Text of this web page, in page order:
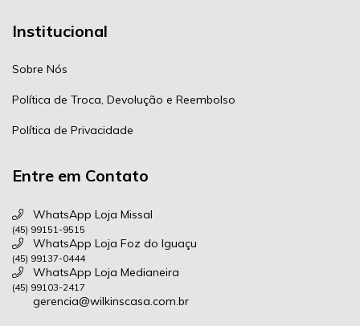
Institucional
Sobre Nós
Política de Troca, Devolução e Reembolso
Política de Privacidade
Entre em Contato
WhatsApp Loja Missal
(45) 99151-9515
WhatsApp Loja Foz do Iguaçu
(45) 99137-0444
WhatsApp Loja Medianeira
(45) 99103-2417
gerencia@wilkinscasa.com.br